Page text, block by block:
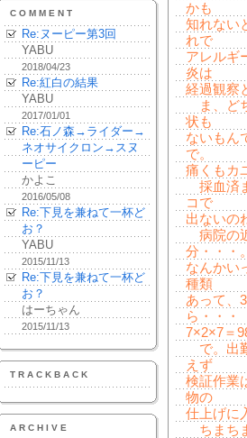
COMMENT
Re:ヌーピー第3回
YABU
2018/04/23
Re:紅白の結果
YABU
2017/01/01
Re:石ノ森→ライダー→
ネオサイクロン→スヌ
ーピー
かよこ
2016/05/08
Re:下見を兼ねて一杯ど
お？
YABU
2015/11/13
Re:下見を兼ねて一杯ど
お？
はーちゃん
2015/11/13
TRACKBACK
ARCHIVE
かも
知れない
れで
アレルギ
炎は
経過観察
ま、ど
状も
ないもん
で。
痛くもカ
採血済
コで
出ないの
病院の
分・・・
なんかい
種類
あって、
ら・・・
7×2×7＝
で。出
えず
検証作業
物の
仕上げに
ちまち